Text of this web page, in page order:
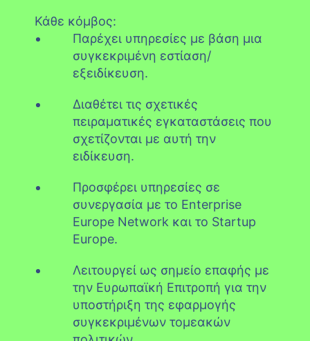
Κάθε κόμβος:
Παρέχει υπηρεσίες με βάση μια
συγκεκριμένη εστίαση/
εξειδίκευση.
Διαθέτει τις σχετικές
πειραματικές εγκαταστάσεις που
σχετίζονται με αυτή την
ειδίκευση.
Προσφέρει υπηρεσίες σε
συνεργασία με το Enterprise
Europe Network και το Startup
Europe.
Λειτουργεί ως σημείο επαφής με
την Ευρωπαϊκή Επιτροπή για την
υποστήριξη της εφαρμογής
συγκεκριμένων τομεακών